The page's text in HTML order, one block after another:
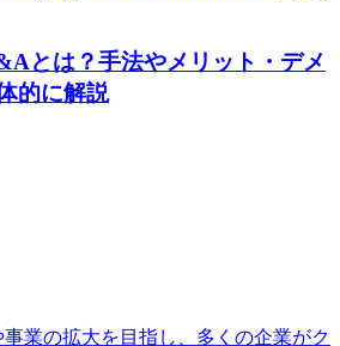
とは？手法やメリット・デメ
的に解説
業の拡大を目指し、多くの企業がク